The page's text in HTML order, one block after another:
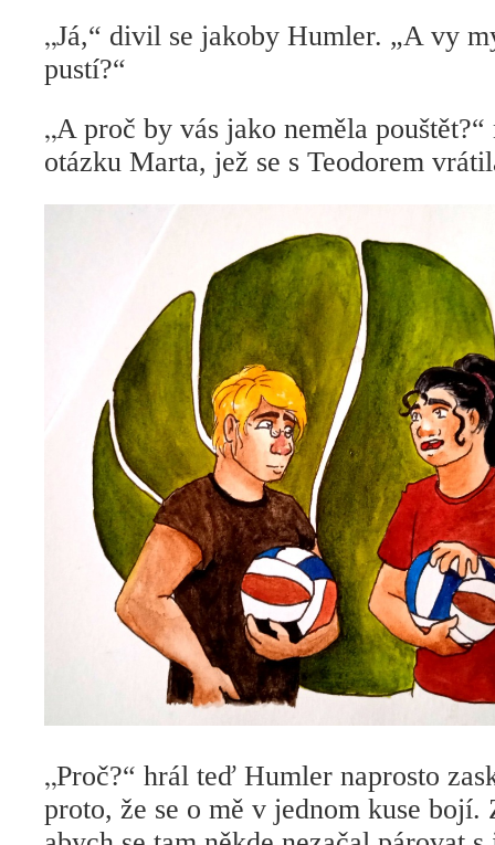
„Já,“ divil se jakoby Humler. „A vy
pustí?“
„A proč by vás jako neměla
otázku Marta, jež se s Teodorem
„Proč?“ hrál teď Humler naprosto
proto, že se o mě v jednom kuse bojí.